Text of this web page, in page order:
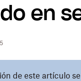
en
de este artículo